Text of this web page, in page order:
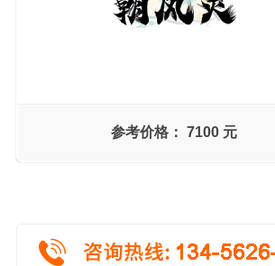
参考价格： 7100 元